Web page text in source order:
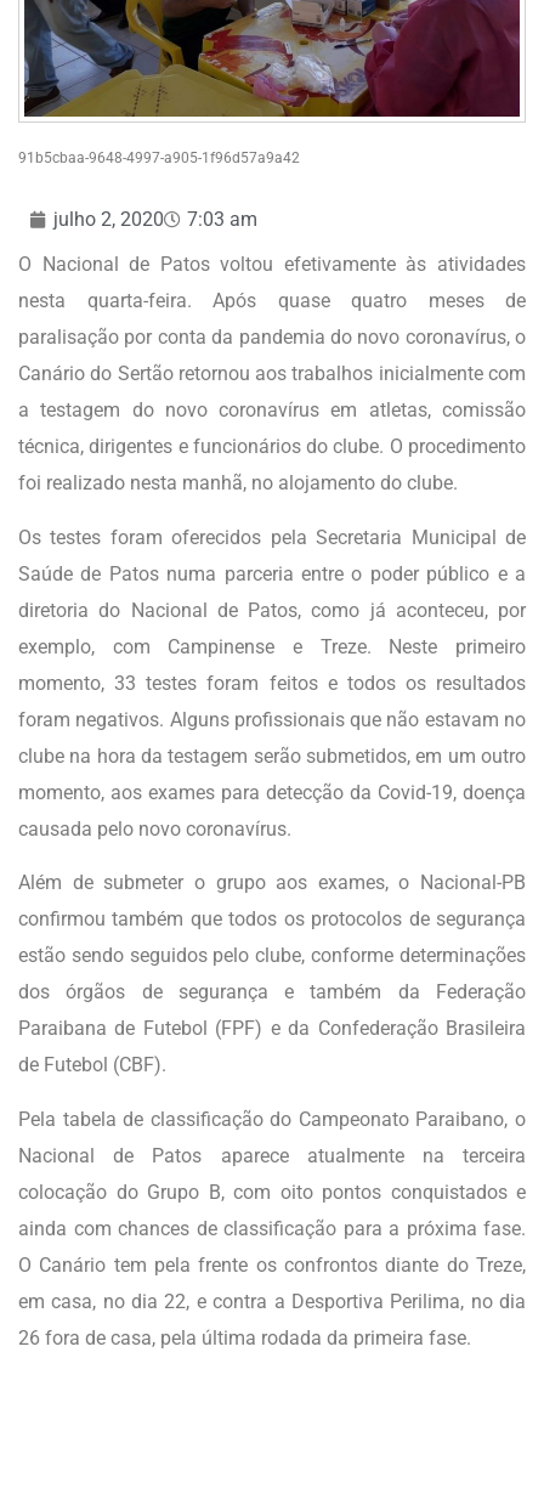
91b5cbaa-9648-4997-a905-1f96d57a9a42
julho 2, 2020
7:03 am
O Nacional de Patos voltou efetivamente às atividades
nesta quarta-feira. Após quase quatro meses de
paralisação por conta da pandemia do novo coronavírus, o
Canário do Sertão retornou aos trabalhos inicialmente com
a testagem do novo coronavírus em atletas, comissão
técnica, dirigentes e funcionários do clube. O procedimento
foi realizado nesta manhã, no alojamento do clube.
Os testes foram oferecidos pela Secretaria Municipal de
Saúde de Patos numa parceria entre o poder público e a
diretoria do Nacional de Patos, como já aconteceu, por
exemplo, com Campinense e Treze. Neste primeiro
momento, 33 testes foram feitos e todos os resultados
foram negativos. Alguns profissionais que não estavam no
clube na hora da testagem serão submetidos, em um outro
momento, aos exames para detecção da Covid-19, doença
causada pelo novo coronavírus.
Além de submeter o grupo aos exames, o Nacional-PB
confirmou também que todos os protocolos de segurança
estão sendo seguidos pelo clube, conforme determinações
dos órgãos de segurança e também da Federação
Paraibana de Futebol (FPF) e da Confederação Brasileira
de Futebol (CBF).
Pela tabela de classificação do Campeonato Paraibano, o
Nacional de Patos aparece atualmente na terceira
colocação do Grupo B, com oito pontos conquistados e
ainda com chances de classificação para a próxima fase.
O Canário tem pela frente os confrontos diante do Treze,
em casa, no dia 22, e contra a Desportiva Perilima, no dia
26 fora de casa, pela última rodada da primeira fase.